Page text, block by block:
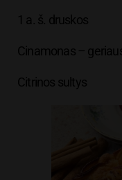
1 a. š. druskos
Cinamonas –
Citrinos sultys